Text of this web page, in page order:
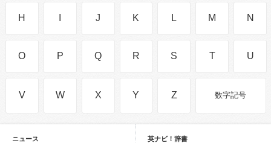
H J K L M N
O P Q R S T U
V W X Y Z 数字記号
ニュース 英ナビ！辞書